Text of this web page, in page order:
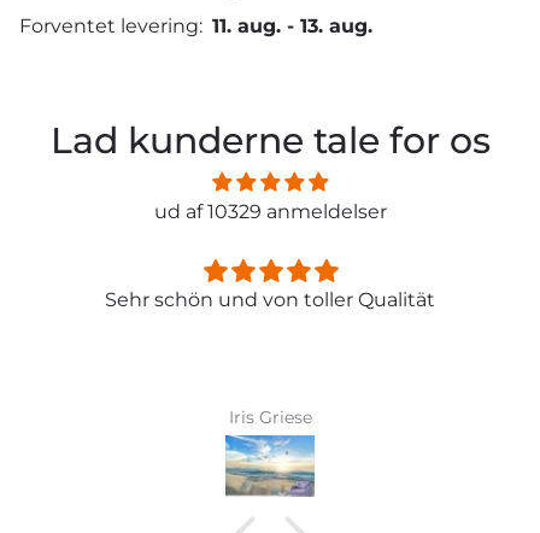
Forventet levering: 11. aug. - 13. aug.
Lad kunderne tale for os
ud af 10329 anmeldelser
Sehr schön und von toller Qualität
Iris Griese